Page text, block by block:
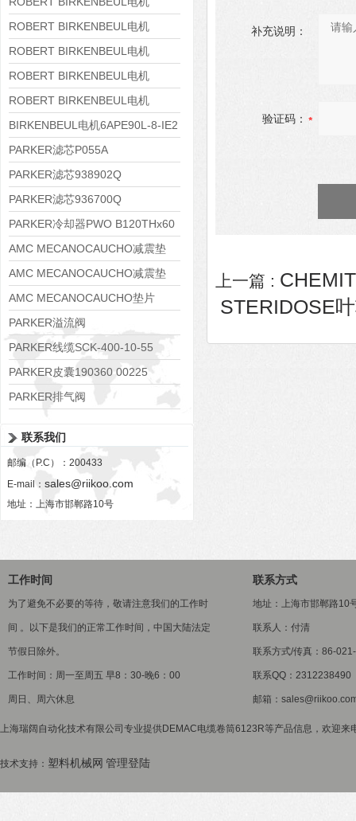
8APE160L-4-IE3
ROBERT BIRKENBEUL电机
8APE112M-6K-IE3
ROBERT BIRKENBEUL电机
8APE100L-2 IE3
ROBERT BIRKENBEUL电机
8APE90S-4 IE3
ROBERT BIRKENBEUL电机
8APE80M-2K-IE3
BIRKENBEUL电机6APE90L-8-IE2
PARKER滤芯P055A
PARKER滤芯938902Q
PARKER滤芯936700Q
PARKER冷却器PWO B120THx60
AMC MECANOCAUCHO减震垫
138552
AMC MECANOCAUCHO减震垫
138551
AMC MECANOCAUCHO垫片
608074
PARKER溢流阀
RE06M35W2N1KWXG087
PARKER线缆SCK-400-10-55
PARKER皮囊190360 00225
PARKER排气阀
联系我们
邮编（P.C）：200433
E-mail： sales@riikoo.com
地址：上海市邯郸路10号
补充说明：
验证码：
上一篇 :
STERIDOSE
工作时间
为了避免不必要的等待，敬请注意我们的工作时
间 。以下是我们的正常工作时间，中国大陆法定
节假日除外。
工作时间：周一至周五 早8：30-晚6：00
周日、周六休息
联系方式
地址：上海市邯郸路10
联系人：付清
联系方式/传真：86-
联系QQ：2312238490
邮箱：
上海瑞阔自动化技术有限公司专业提供DEMAC电缆卷筒6123R等产品信息，欢迎来
技术支持： 塑料机械网 管理登陆